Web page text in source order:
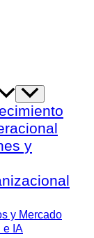
Alternar
menú
y
y Mercado
e IA